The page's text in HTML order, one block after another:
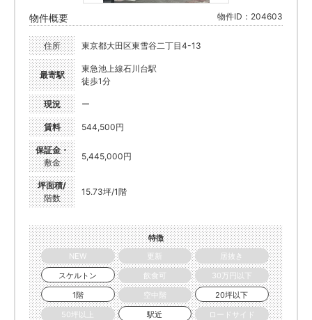
物件概要 物件ID：204603
住所 東京都大田区東雪谷二丁目4-13
最寄駅
東急池上線石川台駅
徒歩1分
現況 ー
賃料 544,500円
保証金・
敷金
5,445,000円
坪面積/
階数
15.73坪/1階
特徴
NEW
更新
居抜き
スケルトン
飲食可
30万円以下
1階
空中階
20坪以下
50坪以上
駅近 ロードサイド